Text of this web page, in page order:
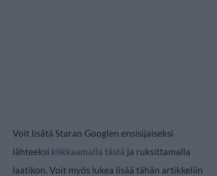
Voit lisätä Staran Googlen ensisijaiseksi
lähteeksi klikkaamalla tästä ja ruksittamalla
laatikon. Voit myös lukea lisää tähän artikkeliin